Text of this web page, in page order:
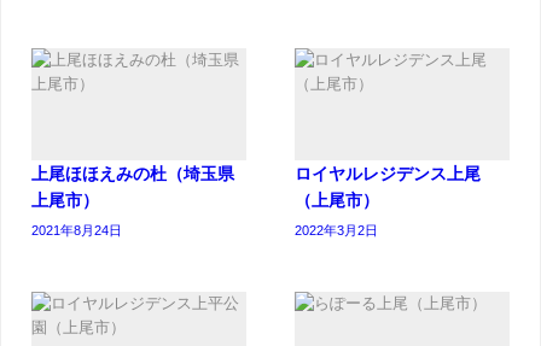
上尾ほほえみの杜（埼玉県
上尾市）
2021年8月24日
ロイヤルレジデンス上尾
（上尾市）
2022年3月2日